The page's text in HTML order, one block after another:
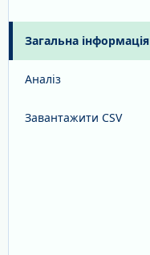
Загальна інформація
Аналіз
Завантажити CSV